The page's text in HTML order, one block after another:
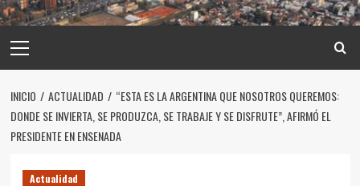
principal
INICIO ACTUALIDAD
“ESTA ES LA ARGENTINA QUE NOSOTROS QUEREMOS:
DONDE SE INVIERTA, SE PRODUZCA, SE TRABAJE Y SE DISFRUTE”, AFIRMÓ EL
PRESIDENTE EN ENSENADA
Actualidad